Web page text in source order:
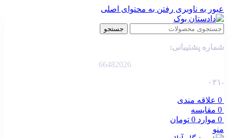
عبور به ناوبری رفتن به محتوای اصلی
جستجو
شماره پشتیبانی:
66482026
-۰۲۱
0 علاقه مندی
0 مقایسه
0 موارد 0 تومان
منو